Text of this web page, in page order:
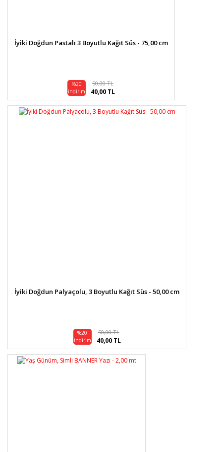
İyiki Doğdun Pastalı 3 Boyutlu Kağıt Süs - 75,00 cm
%20
indirim
50,00 TL
40,00 TL
İyiki Doğdun Palyaçolu, 3 Boyutlu Kağıt Süs - 50,00 cm
%20
indirim
50,00 TL
40,00 TL